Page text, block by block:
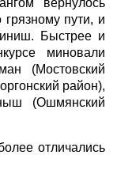
вернулось
пути, и
Быстрее и
миновали
(Мостовский
район),
(Ошмянский
отличались